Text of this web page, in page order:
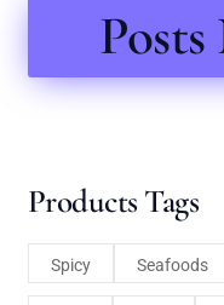
Products Tags
Spicy Seafoods